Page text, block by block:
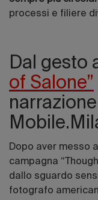
processi e filiere
Dal gesto
of Salone”
Dopo aver messo
campagna
dallo sguardo
fotografo